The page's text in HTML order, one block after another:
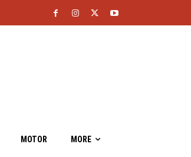
MOTOR MORE